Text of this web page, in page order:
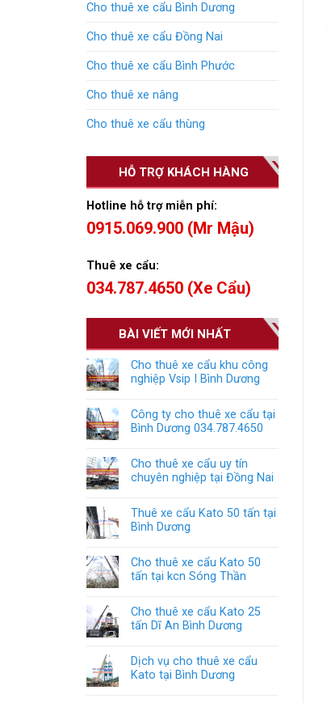
Cho thuê xe cẩu Bình Dương
Cho thuê xe cẩu Đồng Nai
Cho thuê xe cẩu Bình Phước
Cho thuê xe nâng
Cho thuê xe cẩu thùng
HỖ TRỢ KHÁCH HÀNG
Hotline hỗ trợ miễn phí:
0915.069.900 (Mr Mậu)
Thuê xe cẩu:
034.787.4650 (Xe Cẩu)
BÀI VIẾT MỚI NHẤT
Cho thuê xe cẩu khu công
nghiệp Vsip I Bình Dương
Công ty cho thuê xe cẩu tại
Bình Dương 034.787.4650
Cho thuê xe cẩu uy tín
chuyên nghiệp tại Đồng Nai
Thuê xe cẩu Kato 50 tấn tại
Bình Dương
Cho thuê xe cẩu Kato 50
tấn tại kcn Sóng Thần
Cho thuê xe cẩu Kato 25
tấn Dĩ An Bình Dương
Dịch vụ cho thuê xe cẩu
Kato tại Bình Dương